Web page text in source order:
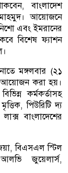
বাংলাদেশ
মাহমুদ। আয়োজনে
এবং ইমরানের
বিশেষ ফ্যাশন
মঙ্গলবার (২১
আয়োজন করা হয়।
কর্মকর্তাসহ
পিউরিটি দ্য
বাংলাদেশের
বিএসএল স্টিল
জুয়েলার্স,